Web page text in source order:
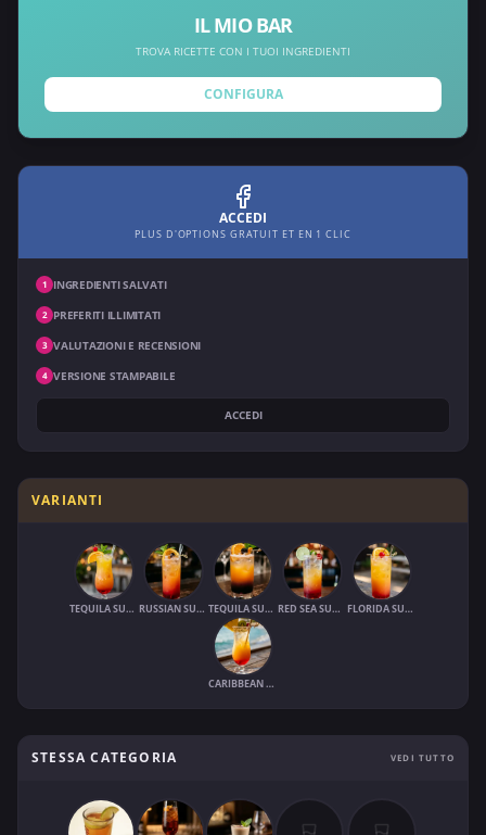
IL MIO BAR
TROVA RICETTE CON I TUOI INGREDIENTI
CONFIGURA
ACCEDI
PLUS D'OPTIONS GRATUIT ET EN 1 CLIC
1 INGREDIENTI SALVATI
2 PREFERITI ILLIMITATI
3 VALUTAZIONI E RECENSIONI
4 VERSIONE STAMPABILE
ACCEDI
VARIANTI
TEQUILA SUNRISE (1970) RUSSIAN SUNRISE TEQUILA SUNSET RED SEA SUNRISE FLORIDA SUNRISE
CARIBBEAN SUNRISE
STESSA CATEGORIA VEDI TUTTO